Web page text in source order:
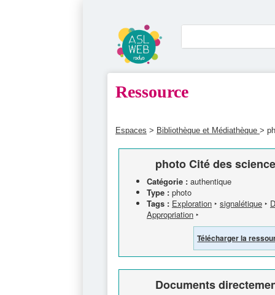
Ressource
Espaces > Bibliothèque et Médiathèque >
photo Cité des
Catégorie : authentique
Type : photo
Tags : Exploration ‣ signalétique ‣
Appropriation ‣
Télécharger la
Documents